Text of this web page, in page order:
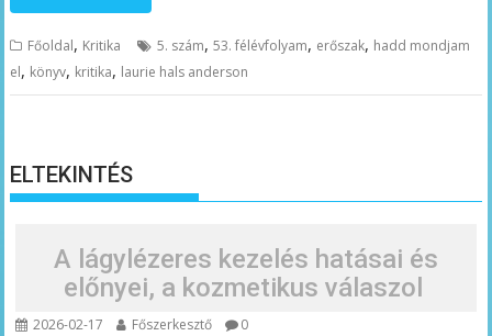
Főoldal, Kritika 5. szám,53. félévfolyam, erőszak, hadd mondjam
el, könyv, kritika, laurie hals anderson
ELTEKINTÉS
A lágylézeres kezelés hatásai és
előnyei, a kozmetikus válaszol
2026-02-17 Főszerkesztő 0